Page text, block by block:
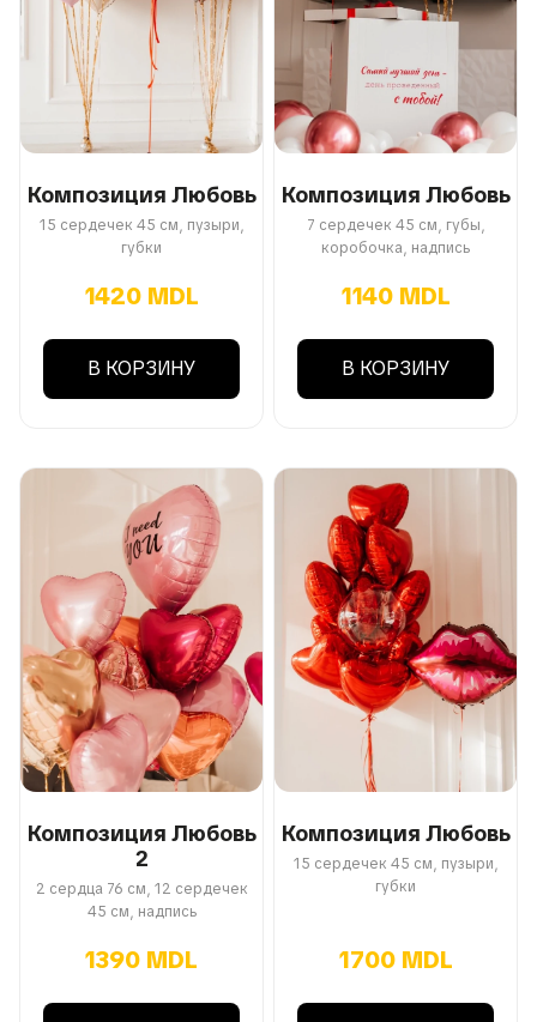
Композиция Любовь
15 сердечек 45 см, пузыри,
губки
1420 MDL
В КОРЗИНУ
Композиция Любовь
7 сердечек 45 см, губы,
коробочка, надпись
1140 MDL
В КОРЗИНУ
Композиция Любовь
2
2 сердца 76 см, 12 сердечек
45 см, надпись
1390 MDL
Композиция Любовь
15 сердечек 45 см, пузыри,
губки
1700 MDL